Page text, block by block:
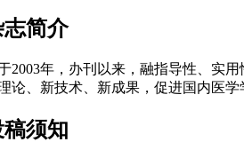
简介
2003年，办刊以来，融指导性、实
论、新技术、新成果，促进国内医学
须知